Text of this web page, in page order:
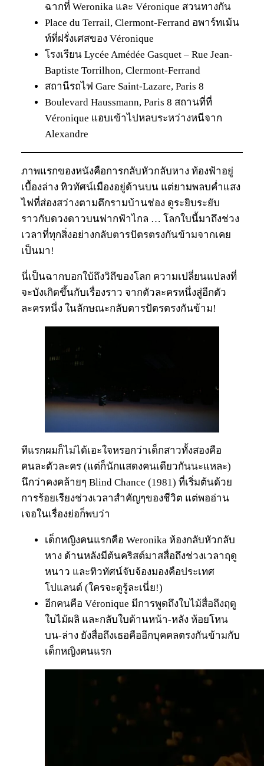
ฉากที่ Weronika และ Véronique สวนทางกัน
Place du Terrail, Clermont-Ferrand อพาร์ทเม้น
ท์ที่ฝรั่งเศสของ Véronique
โรงเรียน Lycée Amédée Gasquet – Rue Jean-
Baptiste Torrilhon, Clermont-Ferrand
สถานีรถไฟ Gare Saint-Lazare, Paris 8
Boulevard Haussmann, Paris 8 สถานที่ที่
Véronique แอบเข้าไปหลบระหว่างหนีจาก
Alexandre
ภาพแรกของหนังคือการกลับหัวกลับหาง ท้องฟ้าอยู่
เบื้องล่าง ทิวทัศน์เมืองอยู่ด้านบน แต่ยามพลบค่ำแสง
ไฟที่ส่องสว่างตามตึกรามบ้านช่อง ดูระยิบระยับ
ราวกับดวงดาวบนฟากฟ้าไกล … โลกใบนี้มาถึงช่วง
เวลาที่ทุกสิ่งอย่างกลับตารปัตรตรงกันข้ามจากเคย
เป็นมา!
นี่เป็นฉากบอกใบ้ถึงวิถึของโลก ความเปลี่ยนแปลงที่
จะบังเกิดขึ้นกับเรื่องราว จากตัวละครหนึ่งสู่อีกตัว
ละครหนึ่ง ในลักษณะกลับตารปัตรตรงกันข้าม!
ทีแรกผมก็ไม่ได้เอะใจหรอกว่าเด็กสาวทั้งสองคือ
คนละตัวละคร (แต่ก็นักแสดงคนเดียวกันนะแหละ)
นึกว่าคงคล้ายๆ Blind Chance (1981) ที่เริ่มต้นด้วย
การร้อยเรียงช่วงเวลาสำคัญๆของชีวิต แต่พออ่าน
เจอในเรื่องย่อก็พบว่า
เด็กหญิงคนแรกคือ Weronika ห้องกลับหัวกลับ
หาง ด้านหลังมีต้นคริสต์มาสสื่อถึงช่วงเวลาฤดู
หนาว และทิวทัศน์จับจ้องมองคือประเทศ
โปแลนด์ (ใครจะดูรู้ละเนี่ย!)
อีกคนคือ Véronique มีการพูดถึงใบไม้สื่อถึงฤดู
ใบไม้ผลิ และกลับใบด้านหน้า-หลัง ห้อยโหน
บน-ล่าง ยังสื่อถึงเธอคืออีกบุคคลตรงกันข้ามกับ
เด็กหญิงคนแรก